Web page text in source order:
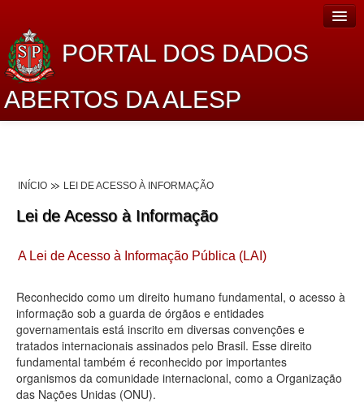
PORTAL DOS DADOS
ABERTOS DA ALESP
Lei de Acesso à Informação
Dados Governamentais Abertos
Planejamento
Catálogo de dados
Processo Legislativo
Deputados Estaduais
INÍCIO LEI DE ACESSO À INFORMAÇÃO
Lei de Acesso à Informação
A Lei de Acesso à Informação Pública (LAI)
Reconhecido como um direito humano fundamental, o acesso à
informação sob a guarda de órgãos e entidades
governamentais está inscrito em diversas convenções e
tratados internacionais assinados pelo Brasil. Esse direito
fundamental também é reconhecido por importantes
organismos da comunidade internacional, como a Organização
das Nações Unidas (ONU).